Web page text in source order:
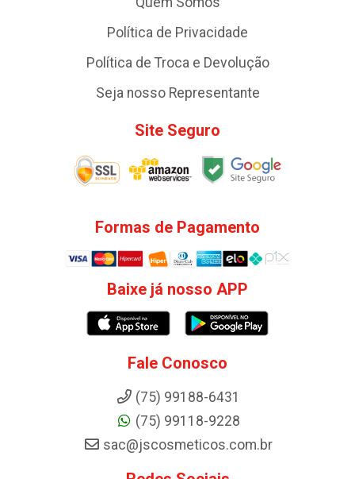
Política de Privacidade
Política de Troca e Devolução
Seja nosso Representante
Site Seguro
Formas de Pagamento
Baixe já nosso APP
Fale Conosco
(75) 99188-6431
(75) 99118-9228
sac@jscosmeticos.com.br